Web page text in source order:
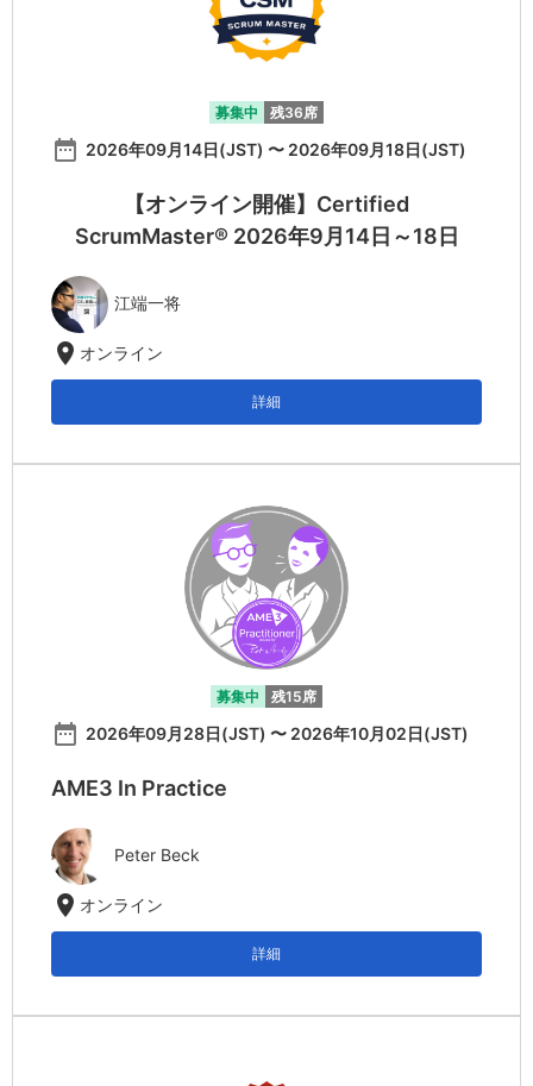
募集中 残36席
date_range 2026年09月14日(JST) 〜 2026年09月18日(JST)
【オンライン開催】Certified
ScrumMaster® 2026年9月14日～18日
江端一将
location_on オンライン
詳細
募集中 残15席
date_range 2026年09月28日(JST) 〜 2026年10月02日(JST)
AME3 In Practice
Peter Beck
location_on オンライン
詳細